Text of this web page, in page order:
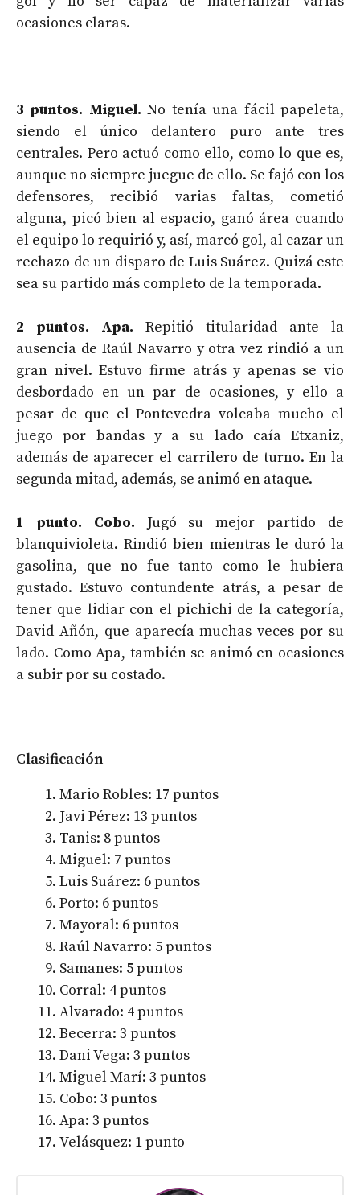
ocasiones claras.
3 puntos. Miguel. No tenía una fácil papeleta,
siendo el único delantero puro ante tres
centrales. Pero actuó como ello, como lo que es,
aunque no siempre juegue de ello. Se fajó con los
defensores, recibió varias faltas, cometió
alguna, picó bien al espacio, ganó área cuando
el equipo lo requirió y, así, marcó gol, al cazar un
rechazo de un disparo de Luis Suárez. Quizá este
sea su partido más completo de la temporada.
2 puntos. Apa. Repitió titularidad ante la
ausencia de Raúl Navarro y otra vez rindió a un
gran nivel. Estuvo firme atrás y apenas se vio
desbordado en un par de ocasiones, y ello a
pesar de que el Pontevedra volcaba mucho el
juego por bandas y a su lado caía Etxaniz,
además de aparecer el carrilero de turno. En la
segunda mitad, además, se animó en ataque.
1 punto. Cobo. Jugó su mejor partido de
blanquivioleta. Rindió bien mientras le duró la
gasolina, que no fue tanto como le hubiera
gustado. Estuvo contundente atrás, a pesar de
tener que lidiar con el pichichi de la categoría,
David Añón, que aparecía muchas veces por su
lado. Como Apa, también se animó en ocasiones
a subir por su costado.
Clasificación
Mario Robles: 17 puntos
Javi Pérez: 13 puntos
Tanis: 8 puntos
Miguel: 7 puntos
Luis Suárez: 6 puntos
Porto: 6 puntos
Mayoral: 6 puntos
Raúl Navarro: 5 puntos
Samanes: 5 puntos
Corral: 4 puntos
Alvarado: 4 puntos
Becerra: 3 puntos
Dani Vega: 3 puntos
Miguel Marí: 3 puntos
Cobo: 3 puntos
Apa: 3 puntos
Velásquez: 1 punto